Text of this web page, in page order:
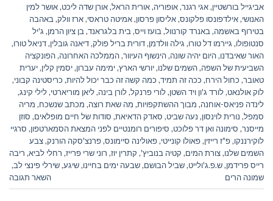
אביגייל בורשטיין,אגי רגנר,אופוריה,אורית הראל,אורן שדה ליכט,אושר למין
האנושי,אילדפונסו פלקונס,אליסון פרסון,אמיטה טראסי,ארז וולק, באהבה
בטירוף באשמה, באנרד קורנוול, בועז וייס, בית בלגראנד, בן ציון הרמן, ג'יל
סנטופולו, גיירמו דל טורו, גילה וולדמן,דורית בריל פולק,דיאנה גובלין,דניאל טורו,
האור שאיבדנו,היום יהיה שונה,הינשוף העיוור,הממלכה האחרונה,הפונקציה
השביעית של השפה,השמים שלנו,יורשי הארץ,ימימה עברון,יסמין קלין,יערית
טאובר, כחול הירח, ככה זה תמיד, כמה קשה זה כבר יכול להיות, כריסטינה קבוני,
לוק אולנאט,לורד ג'ון ויד השטן,לורי פרנקל,לורן בינה,ליאן מוריארטי,לילי קינג,
לינדה פניאס-אוחנה, מבוך ההשתקפויות, מה שאת רוצה, מכתב שנשכח, מריה
סמפל, נורית לוינסון, נעה שביט, סאדק הדאיאת, סודות של חיים מופלאים, סוזן
מייסנר, סימונה ואן דר פלוכט, סיפורים רומנטיים לפני המצאת הסמארטפון, סרגיי
לוקירננקו,פ"ז רייזין,פאולו קונייטי,פאולינה סיימונס,פרנצ'סקה הורנק,צבע
השמים שלנו,צורת המים, קטיה בנוביץ', קתרין יוז, רוני שרי פרייז, רחלי לביא, ריבה
רייס פרידמן,ש.פ.ג'ולייט,שביל הבושם,שבעה ימים בחיינו,שיגע,שירלי פינצי לב,
שמונה הרים
השאר תגובה